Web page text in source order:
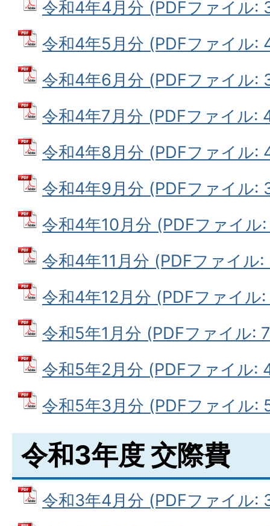
令和4年4月分 (PDFファイル:
令和4年5月分 (PDFファイル:
令和4年6月分 (PDFファイル:
令和4年7月分 (PDFファイル:
令和4年8月分 (PDFファイル:
令和4年9月分 (PDFファイル:
令和4年10月分 (PDFファイル
令和4年11月分 (PDFファイル
令和4年12月分 (PDFファイル
令和5年1月分 (PDFファイル:
令和5年2月分 (PDFファイル:
令和5年3月分 (PDFファイル:
令和3年度 交際費
令和3年4月分 (PDFファイル: